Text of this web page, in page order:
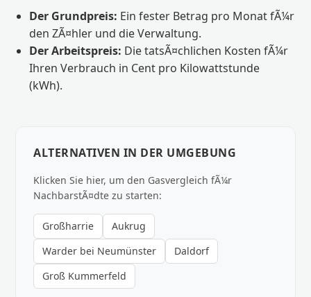
Der Grundpreis: Ein fester Betrag pro Monat fÃ¼r
den ZÃ¤hler und die Verwaltung.
Der Arbeitspreis: Die tatsÃ¤chlichen Kosten fÃ¼r
Ihren Verbrauch in Cent pro Kilowattstunde
(kWh).
ALTERNATIVEN IN DER UMGEBUNG
Klicken Sie hier, um den Gasvergleich fÃ¼r
NachbarstÃ¤dte zu starten:
Großharrie
Aukrug
Warder bei Neumünster
Daldorf
Groß Kummerfeld